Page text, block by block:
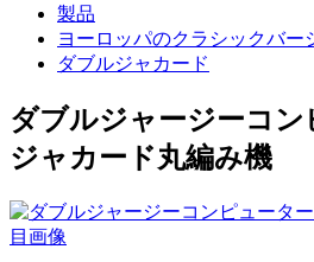
製品
ヨーロッパのクラシックバー
ダブルジャカード
ダブルジャージーコン
ジャカード丸編み機